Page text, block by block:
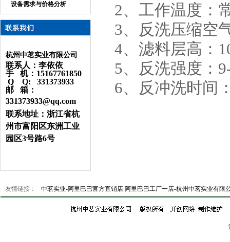
设备需求与价格分析
杭州中茗实业有限公司
联系人：李依依
手 机：15167761850
Q Q: 331373933
邮 箱：
331373933@qq.com
联系地址：浙江省杭
州市富阳区东洲工业
园区3号路6号
2、工作温度：
3、反洗压缩空
4、滤料层高：
5、反洗强度：
6、反冲洗时间
友情链接： 中茗实业-阿里巴巴官方直销店 阿里巴巴工厂一店-杭州中茗实业有限